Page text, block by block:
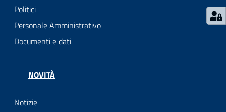
Tutti
gli
Seguici
su
Politici
Personale Amministrativo
Documenti e dati
NOVITÀ
Notizie